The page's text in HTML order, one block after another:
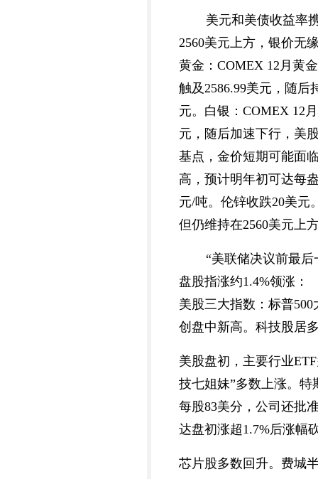
美元和美债收益率
2560美元上方，银价无
黄金：COMEX 12月黄
触及2586.99美元，随后
元。白银：COMEX 12
元，随后加速下行，美
基点，金价短期可能面
高，预计明年初可达每
元/吨。伦锌收跌20美元
但仍维持在2560美元上
“美联储决议前最
盘股指涨约1.4%领涨：
美股三大指数：标普
创盘中新高。科技股居
美股盘初，主要行业
技七姐妹”多数上涨。特
每股83美分，公司还批
达盘初涨超1.7%后涨幅
芯片股多数回升。费城